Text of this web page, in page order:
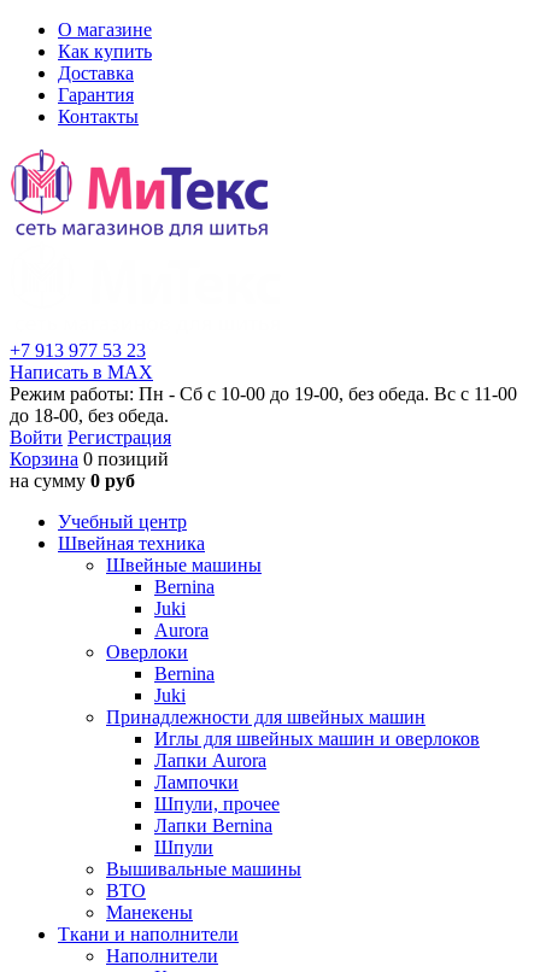
О магазине
Как купить
Доставка
Гарантия
Контакты
+7 913 977 53 23
Написать в MAX
Режим работы: Пн - Сб с 10-00 до 19-00, без обеда. Вс с 11-00
до 18-00, без обеда.
Войти Регистрация
Корзина 0 позиций
на сумму 0 руб
Учебный центр
Швейная техника
Швейные машины
Bernina
Juki
Aurora
Оверлоки
Bernina
Juki
Принадлежности для швейных машин
Иглы для швейных машин и оверлоков
Лапки Aurora
Лампочки
Шпули, прочее
Лапки Bernina
Шпули
Вышивальные машины
ВТО
Манекены
Ткани и наполнители
Наполнители